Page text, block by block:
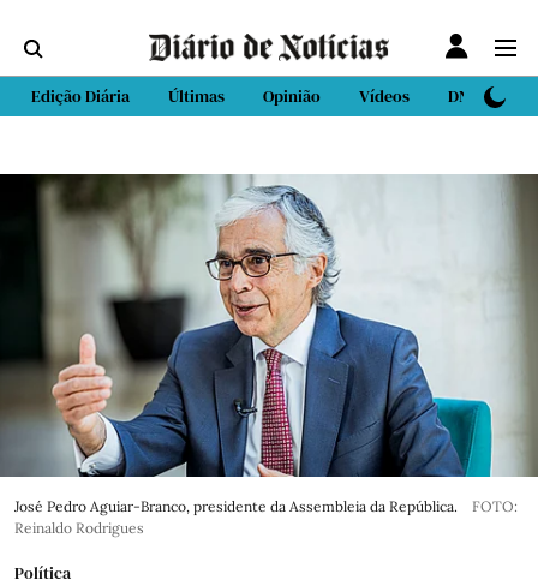
Edição Diária Últimas Opinião Vídeos DN Sport
José Pedro Aguiar-Branco, presidente da Assembleia da República.
FOTO:
Reinaldo Rodrigues
Política